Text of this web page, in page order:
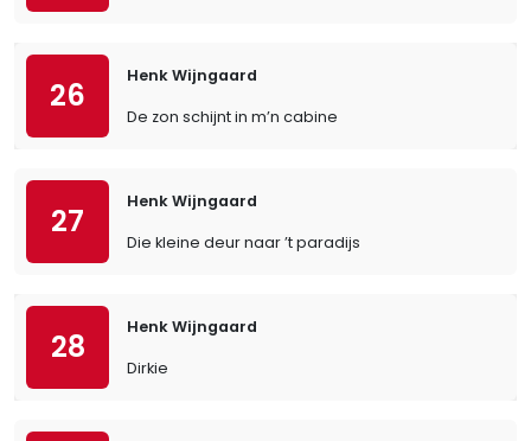
26
Henk Wijngaard
De zon schijnt in m’n cabine
27
Henk Wijngaard
Die kleine deur naar ’t paradijs
28
Henk Wijngaard
Dirkie